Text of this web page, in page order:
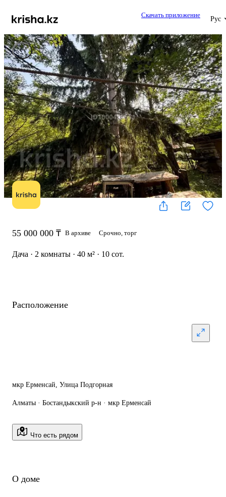
Скачать приложение
Рус
1/5
55 000 000 ₸ В архиве Срочно, торг
Дача · 2 комнаты · 40 м² · 10 сот.
Расположение
мкр Ерменсай, Улица Подгорная
Алматы · Бостандыкский р-н · мкр Ерменсай
Что есть рядом
О доме